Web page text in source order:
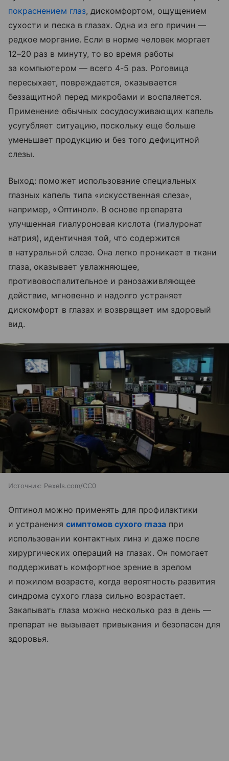
покраснением глаз, дискомфортом, ощущением
сухости и песка в глазах. Одна из его причин —
редкое моргание. Если в норме человек моргает
12–20 раз в минуту, то во время работы
за компьютером — всего 4-5 раз. Роговица
пересыхает, повреждается, оказывается
беззащитной перед микробами и воспаляется.
Применение обычных сосудосуживающих капель
усугубляет ситуацию, поскольку еще больше
уменьшает продукцию и без того дефицитной
слезы.
Выход: поможет использование специальных
глазных капель типа «искусственная слеза»,
например, «Оптинол». В основе препарата
улучшенная гиалуроновая кислота (гиалуронат
натрия), идентичная той, что содержится
в натуральной слезе. Она легко проникает в ткани
глаза, оказывает увлажняющее,
противовоспалительное и ранозаживляющее
действие, мгновенно и надолго устраняет
дискомфорт в глазах и возвращает им здоровый
вид.
Источник: Pexels.com/CC0
Оптинол можно применять для профилактики
и устранения симптомов сухого глазапри
использовании контактных линз и даже после
хирургических операций на глазах. Он помогает
поддерживать комфортное зрение в зрелом
и пожилом возрасте, когда вероятность развития
синдрома сухого глаза сильно возрастает.
Закапывать глаза можно несколько раз в день —
препарат не вызывает привыкания и безопасен для
здоровья.